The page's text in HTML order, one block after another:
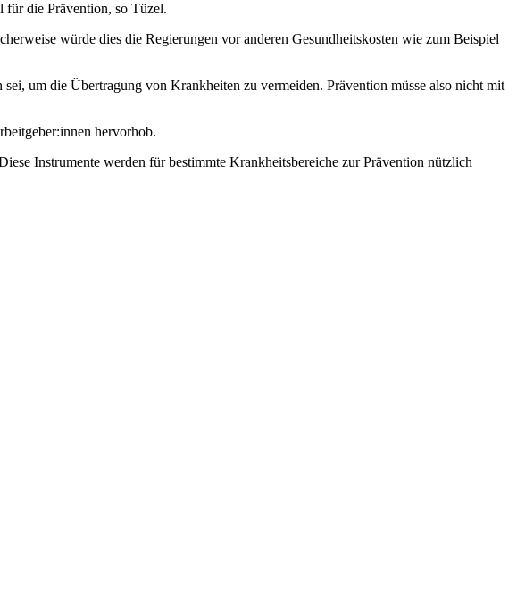
für die Prävention, so Tüzel.
würde dies die Regierungen vor anderen Gesundheitskosten wie zum Beispiel
um die Übertragung von Krankheiten zu vermeiden. Prävention müsse also nicht mit
hervorhob.
Instrumente werden für bestimmte Krankheitsbereiche zur Prävention nützlich